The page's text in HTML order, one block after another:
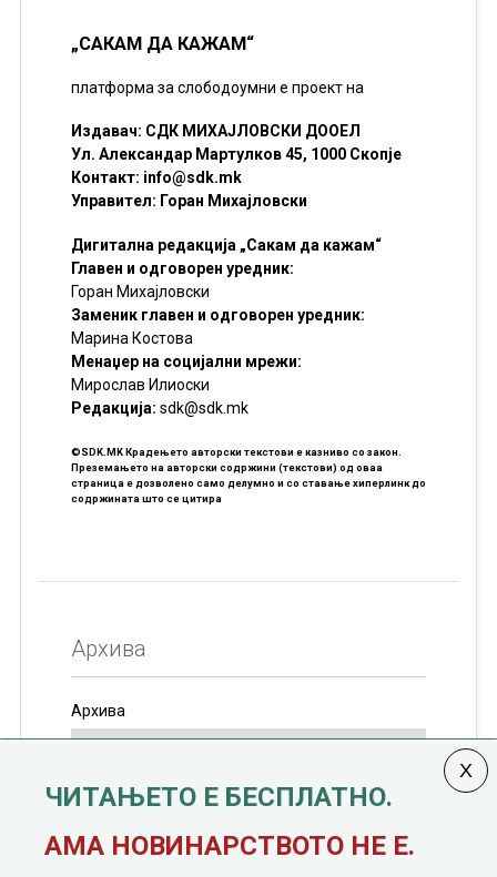
„САКАМ ДА КАЖАМ“
платформа за слободоумни е проект на
Издавач: СДК МИХАЈЛОВСКИ ДООЕЛ
Ул. Александар Мартулков 45, 1000 Скопје
Контакт: info@sdk.mk
Управител: Горан Михајловски
Дигитална редакција „Сакам да кажам“
Главен и одговорен уредник:
Горан Михајловски
Заменик главен и одговорен уредник:
Марина Костова
Менаџер на социјални мрежи:
Мирослав Илиоски
Редакцијa: sdk@sdk.mk
©SDK.MK Крадењето авторски текстови е казниво со закон.
Преземањето на авторски содржини (текстови) од оваа
страница е дозволено само делумно и со ставање хиперлинк до
содржината што се цитира
Архива
Архива
јануари, 1991 година
ЧИТАЊЕТО Е БЕСПЛАТНО.
АМА НОВИНАРСТВОТО НЕ Е.